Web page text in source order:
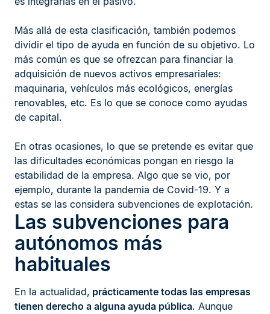
Más allá de esta clasificación, también podemos
dividir el tipo de ayuda en función de su objetivo. Lo
más común es que se ofrezcan para financiar la
adquisición de nuevos activos empresariales:
maquinaria, vehículos más ecológicos, energías
renovables, etc. Es lo que se conoce como ayudas
de capital.
En otras ocasiones, lo que se pretende es evitar que
las dificultades económicas pongan en riesgo la
estabilidad de la empresa. Algo que se vio, por
ejemplo, durante la pandemia de Covid-19. Y a
estas se las considera subvenciones de explotación.
Las subvenciones para
autónomos más
habituales
En la actualidad, prácticamente todas las empresas
tienen derecho a alguna ayuda pública. Aunque